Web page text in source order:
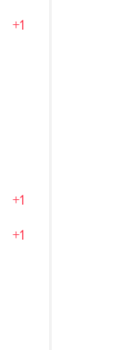
+1
+1
+1